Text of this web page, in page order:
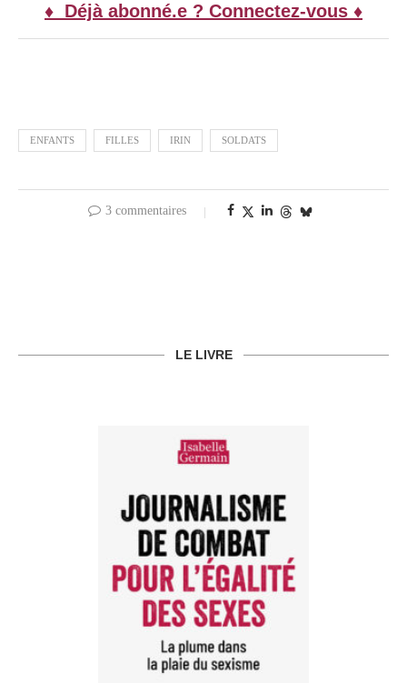
♦ Déjà abonné.e ? Connectez-vous ♦
ENFANTS FILLES IRIN SOLDATS
3 commentaires
LE LIVRE